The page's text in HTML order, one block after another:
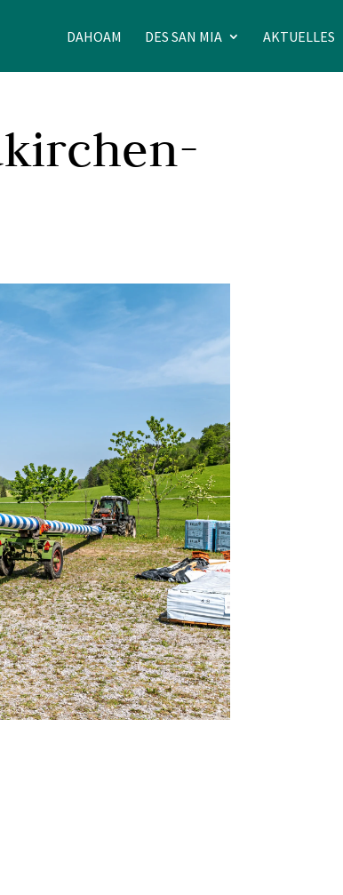
DAHOAM DES SAN MIA AKTUELLES